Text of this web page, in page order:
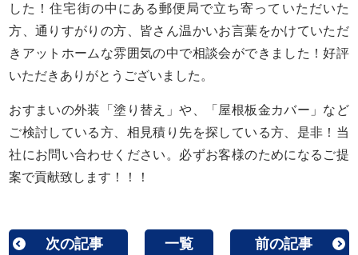
した！住宅街の中にある郵便局で立ち寄っていただいた
方、通りすがりの方、皆さん温かいお言葉をかけていただ
きアットホームな雰囲気の中で相談会ができました！好評
いただきありがとうございました。
おすまいの外装「塗り替え」や、「屋根板金カバー」など
ご検討している方、相見積り先を探している方、是非！当
社にお問い合わせください。必ずお客様のためになるご提
案で貢献致します！！！
次の記事 一覧 前の記事